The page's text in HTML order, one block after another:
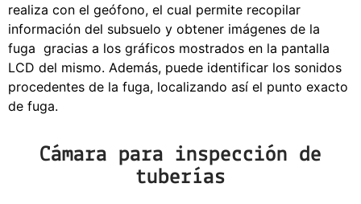
realiza con el geófono, el cual permite recopilar
información del subsuelo y obtener imágenes de la
fuga gracias a los gráficos mostrados en la pantalla
LCD del mismo. Además, puede identificar los sonidos
procedentes de la fuga, localizando así el punto exacto
de fuga.
Cámara para inspección de
tuberías